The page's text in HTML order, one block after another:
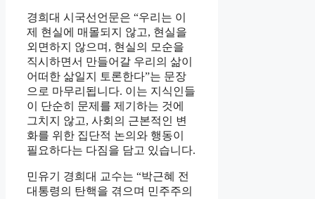
경희대 시국선언문은 “우리는 이
제 현실에 매몰되지 않고, 현실을
외면하지 않으며, 현실의 모순을
직시하면서 만들어갈 우리의 삶이
어떠한 삶일지 토론한다”는 문장
으로 마무리됩니다. 이는 지식인들
이 단순히 문제를 제기하는 것에
그치지 않고, 사회의 근본적인 변
화를 위한 집단적 논의와 행동이
필요하다는 다짐을 담고 있습니다.
민유기 경희대 교수는 “박근혜 전
대통령의 탄핵을 겪으며 민주주의